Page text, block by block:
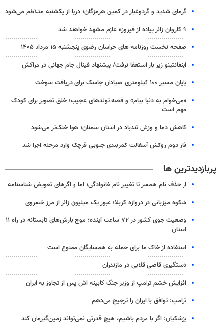
گرمای شدید و گردوغبار در کمین هرمزگان؛ دریا از یکشنبه متلاطم می‌شود
۹ کاروان زائر پیاده از فیروزه عازم مشهد خواهند شد
صفحه نخست روزنامه های خراسان رضوی پنجشنبه ۱۵ مرداد ۱۴۰۵
اینفانتینو زیر بار استعفا نرفت/ پیشنهاد فینال جام جهانی در مراکش
پایان مسیر ۱۰۰ کیلومتری صیادان جاسک برای دریافت سوخت
«می‌خوام به دنیا بیام» و قصه تولدهای عجیب؛ خلق تصویر برای کودک
مهم است
کاهش دما و وزش تندباد در استان سمنان؛ هوا خنک‌تر می‌شود
فاز دوم روکش آسفالت کمربندی جنوبی قرچک وارد مرحله اجرا شد
پربازدیدترین ها
از حذف نام همسر تا تغییر نام خانوادگی؛ اما و اگرهای تعویض شناسنامه
شکوه میزبانی در دروازه کربلا؛ عبور یک میلیون زائر از مرز خسروی
وضعیت جوی کشور در ۷۲ ساعت آینده؛ موج بارش‌های تابستانه در راه ۱۱
استان
استفاده از خاک ما برای حمله به همسایگان ممنوع است
دستگیری قاضی قلابی در مازندران
افزایش خشم ترامپ از وزیر جنگ کابینه اش پس از تجاوز به ایران
ترامپ: توافق با ایران را ترجیح می‌دهم
پزشکیان: اگر با مردم باشیم، هیچ قدرتی نمی‌تواند زمین‌گیرمان کند